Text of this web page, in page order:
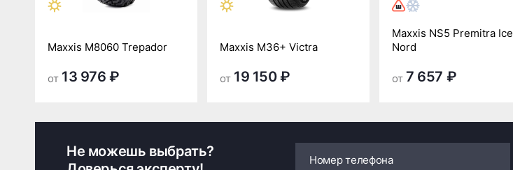
Maxxis M8060 Trepador
от 13 976 ₽
Maxxis M36+ Victra
от 19 150 ₽
Maxxis NS5 Premitra Ice
Nord
от 7 657 ₽
Не можешь выбрать?